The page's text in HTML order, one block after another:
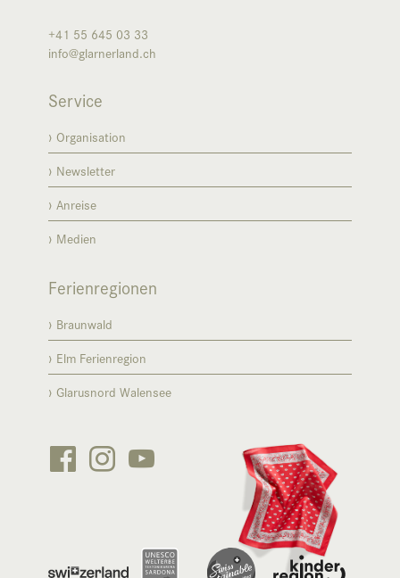
+41 55 645 03 33
info@glarnerland.ch
Service
Organisation
Newsletter
Anreise
Medien
Ferienregionen
Braunwald
Elm Ferienregion
Glarusnord Walensee

 